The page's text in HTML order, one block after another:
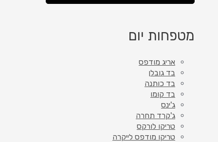
מטפחות יום
אריג מודפס
בד גובלן
בד כותנה
בד קומו
ג'ינס
ג'קרד תחרה
טריקו לורקס
טריקו מודפס לייקרה